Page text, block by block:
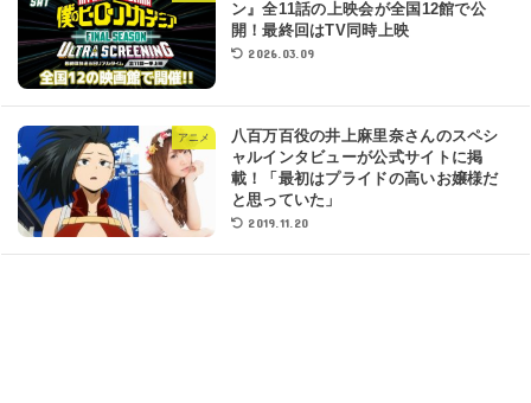
ン』全11話の上映会が全国12館で公
開！最終回はTV同時上映
2026.03.09
アニメ
八百万百役の井上麻里奈さんのスペシ
ャルインタビューが公式サイトに掲
載！「最初はプライドの高いお嬢様だ
と思っていた」
2019.11.20